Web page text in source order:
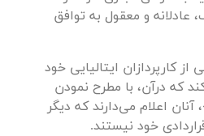
عادلانه و معقول به توافق
کارپردازان ایتالیایی خود
که درآن، با مطرح نمودن
اعلام می‌دارند که دیگر
خود نیستند.